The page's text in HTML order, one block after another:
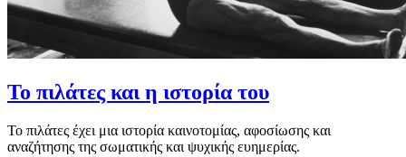
Το πιλάτες και η ιστορία του
Το πιλάτες έχει μια ιστορία καινοτομίας, αφοσίωσης και
αναζήτησης της σωματικής και ψυχικής ευημερίας.